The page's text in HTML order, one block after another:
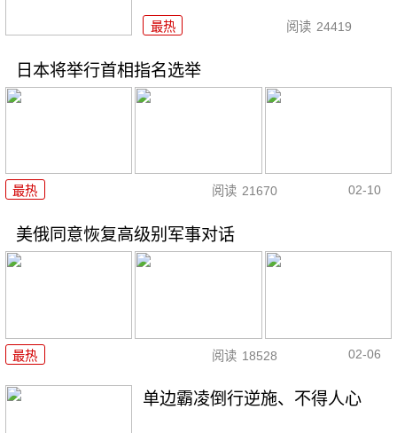
最热 阅读 24419
日本将举行首相指名选举
最热 阅读 21670 02-10
美俄同意恢复高级别军事对话
最热 阅读 18528 02-06
单边霸凌倒行逆施、不得人心